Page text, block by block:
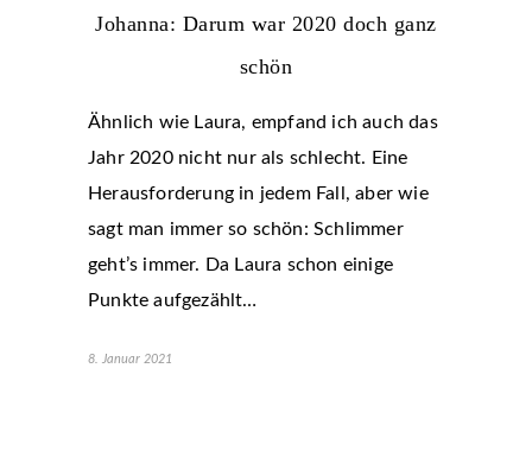
Johanna: Darum war 2020 doch ganz
schön
Ähnlich wie Laura, empfand ich auch das
Jahr 2020 nicht nur als schlecht. Eine
Herausforderung in jedem Fall, aber wie
sagt man immer so schön: Schlimmer
geht’s immer. Da Laura schon einige
Punkte aufgezählt…
8. Januar 2021